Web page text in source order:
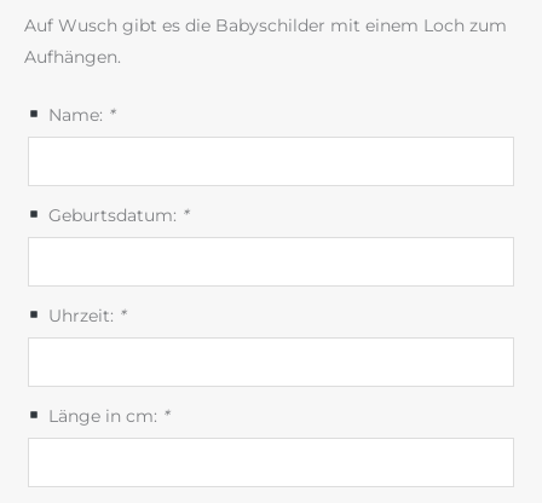
Auf Wusch gibt es die Babyschilder mit einem Loch zum
Aufhängen.
Name: *
Geburtsdatum: *
Uhrzeit: *
Länge in cm: *